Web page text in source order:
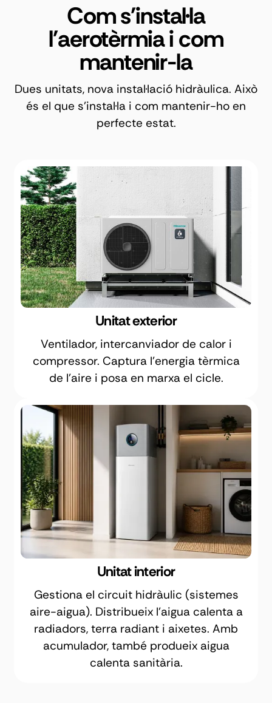
Com s'instal·la
l'aerotèrmia i com
mantenir-la
Dues unitats, nova instal·lació hidràulica. Això
és el que s'instal·la i com mantenir-ho en
perfecte estat.
Unitat exterior
Ventilador, intercanviador de calor i
compressor. Captura l'energia tèrmica
de l'aire i posa en marxa el cicle.
Unitat interior
Gestiona el circuit hidràulic (sistemes
aire-aigua). Distribueix l'aigua calenta a
radiadors, terra radiant i aixetes. Amb
acumulador, també produeix aigua
calenta sanitària.